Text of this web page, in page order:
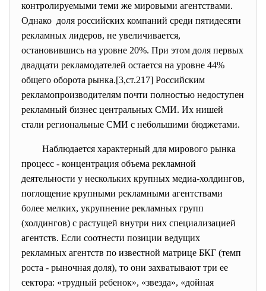
контролируемыми теми же мировыми агентствами.
Однако доля российских компаний среди пятидесяти
рекламных лидеров, не увеличивается,
остановившись на уровне 20%. При этом доля первых
двадцати рекламодателей остается на уровне 44%
общего оборота рынка.[3,ст.217] Российским
рекламопроизводителям почти полностью недоступен
рекламный бизнес центральных СМИ. Их нишей
стали региональные СМИ с небольшими бюджетами.
Наблюдается характерный для мирового рынка
процесс - концентрация объема рекламной
деятельности у нескольких крупных медиа-холдингов,
поглощение крупными рекламными агентствами
более мелких, укрупнение рекламных групп
(холдингов) с растущей внутри них специализацией
агентств. Если соотнести позиции ведущих
рекламных агентств по известной матрице БКГ (темп
роста - рыночная доля), то они захватывают три ее
сектора: «трудный ребенок», «звезда», «дойная